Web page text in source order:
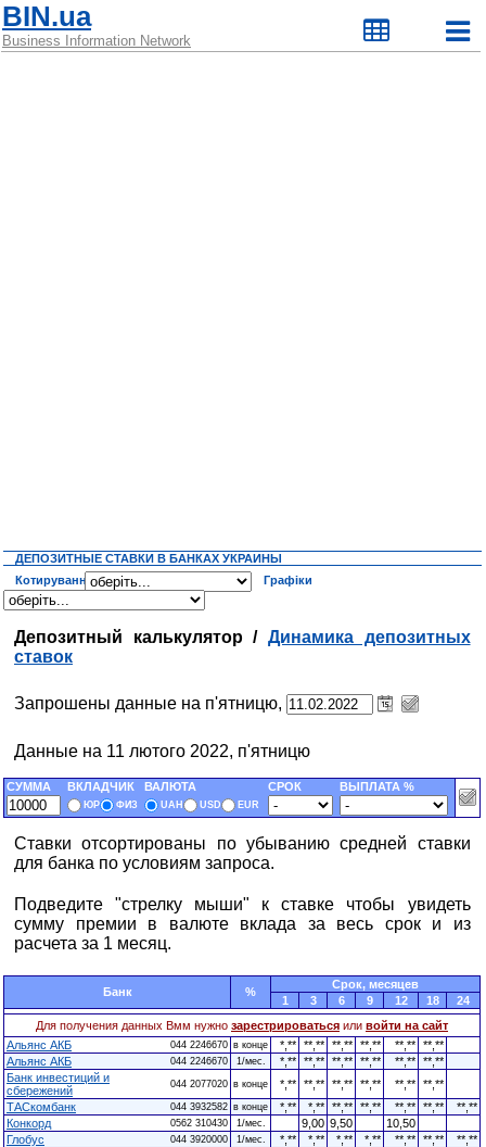
BIN.ua
Business Information Network
ДЕПОЗИТНЫЕ СТАВКИ В БАНКАХ УКРАИНЫ
Котирування
Графіки
Депозитный калькулятор / Динамика депозитных
ставок
Запрошены данные на п'ятницю,
Данные на 11 лютого 2022, п'ятницю
СУММА ВКЛАДЧИК ВАЛЮТА СРОК ВЫПЛАТА %
ЮР ФИЗ UAH USD EUR
Ставки отсортированы по убыванию средней ставки
для банка по условиям запроса.
Подведите "стрелку мыши" к ставке чтобы увидеть
сумму премии в валюте вклада за весь срок и из
расчета за 1 месяц.
Банк %
Cрок, месяцев
1
3 6 9 12 18
24
Для получения данных Вмм нужно зарестрироваться или войти на сайт
Альянс АКБ
044 2246670 в конце *,** **,** **,** **,** **,** **,**
Альянс АКБ
044 2246670 1/мес. *,** **,** **,** **,** **,** **,**
Банк инвестиций и
сбережений
044 2077020 в конце *,** **,** **,** **,** **,** **,**
ТАСкомбанк
044 3932582 в конце *,** *,** **,** **,** **,** **,**
**,**
Конкорд
0562 310430 1/мес. 9,00 9,50
10,50
Глобус
044 3920000 1/мес. *,** *,** *,** *,** **,** **,**
**,**